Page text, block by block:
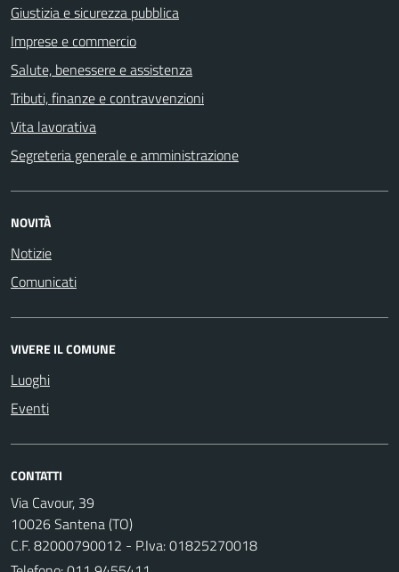
Giustizia e sicurezza pubblica
Imprese e commercio
Salute, benessere e assistenza
Tributi, finanze e contravvenzioni
Vita lavorativa
Segreteria generale e amministrazione
NOVITÀ
Notizie
Comunicati
VIVERE IL COMUNE
Luoghi
Eventi
CONTATTI
Via Cavour, 39
10026 Santena (TO)
C.F. 82000790012 - P.Iva: 01825270018